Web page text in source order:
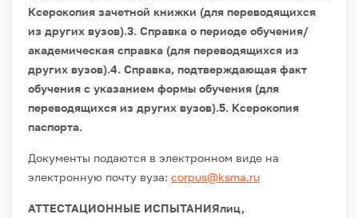
Ксерокопия зачетной книжки (для переводящихся
из других вузов).3. Справка о периоде обучения/
академическая справка (для переводящихся из
других вузов).4. Справка, подтверждающая факт
обучения с указанием формы обучения (для
переводящихся из других вузов).5. Ксерокопия
паспорта.
Документы подаются в электронном виде на
электронную почту вуза: corpus@ksma.ru
АТТЕСТАЦИОННЫЕ ИСПЫТАНИЯлиц,